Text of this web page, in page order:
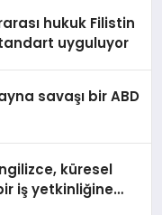
hukuk Filistin
uyguluyor
savaşı bir ABD
küresel
iş yetkinliğine